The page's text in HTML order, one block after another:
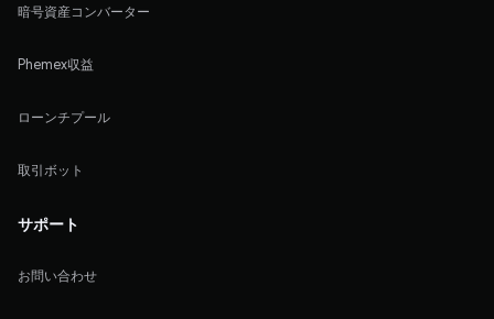
暗号資産コンバーター
Phemex収益
ローンチプール
取引ボット
サポート
お問い合わせ